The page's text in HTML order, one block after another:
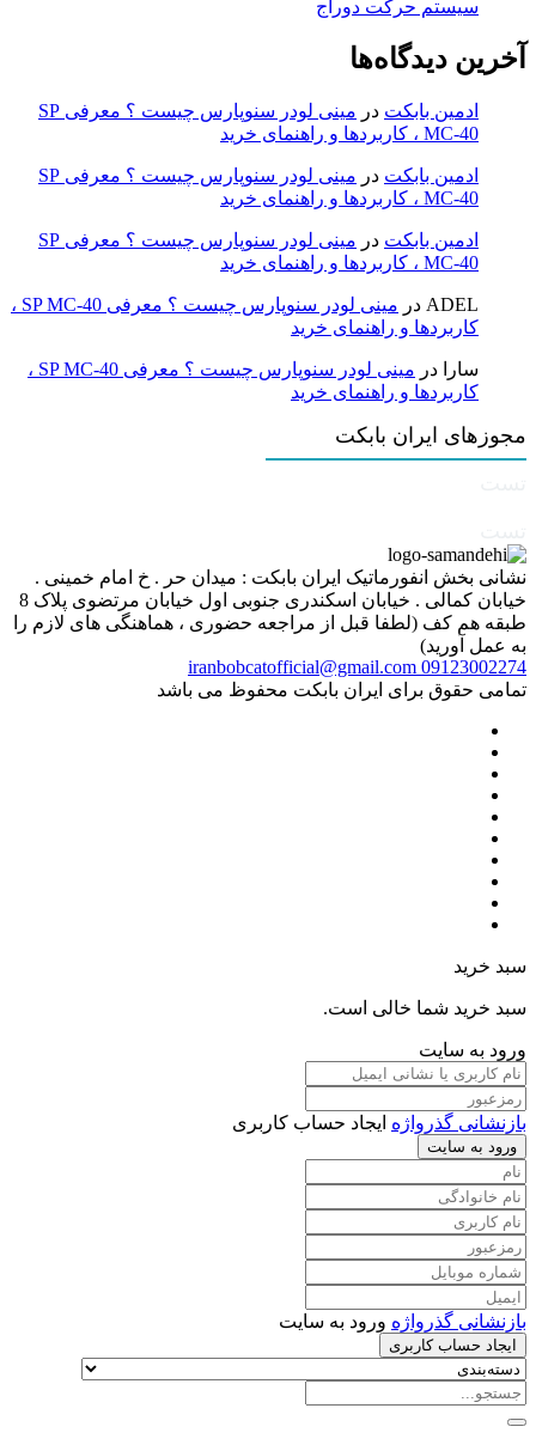
سیستم حرکت دوراج
آخرین دیدگاه‌ها
ادمین بابکت در
مینی لودر سنوپارس چیست ؟ معرفی SP
MC-40 ، کاربردها و راهنمای خرید
ادمین بابکت در
مینی لودر سنوپارس چیست ؟ معرفی SP
MC-40 ، کاربردها و راهنمای خرید
ادمین بابکت در
مینی لودر سنوپارس چیست ؟ معرفی SP
MC-40 ، کاربردها و راهنمای خرید
ADEL در
مینی لودر سنوپارس چیست ؟ معرفی SP MC-40 ،
کاربردها و راهنمای خرید
سارا در
مینی لودر سنوپارس چیست ؟ معرفی SP MC-40 ،
کاربردها و راهنمای خرید
مجوزهای ایران بابکت
نشانی بخش انفورماتیک ایران بابکت : میدان حر . خ امام خمینی .
خیابان کمالی . خیابان اسکندری جنوبی اول خیابان مرتضوی پلاک 8
طبقه هم کف (لطفا قبل از مراجعه حضوری ، هماهنگی های لازم را
به عمل آورید)
09123002274
iranbobcatofficial@gmail.com
تمامی حقوق برای ایران بابکت محفوظ می باشد
سبد خرید
سبد خرید شما خالی است.
ورود به سایت
بازنشانی گذرواژه ایجاد حساب کاربری
ورود به سایت
بازنشانی گذرواژه ورود به سایت
ایجاد حساب کاربری